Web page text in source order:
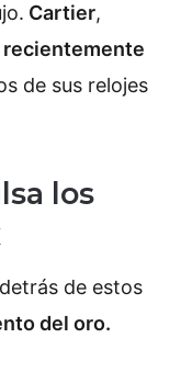
Cartier,
de sus relojes
los
de estos
del oro.